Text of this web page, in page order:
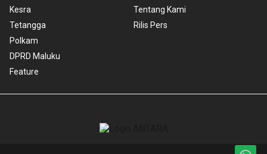
Kesra
Tetangga
Polkam
DPRD Maluku
Feature
Tentang Kami
Rilis Pers